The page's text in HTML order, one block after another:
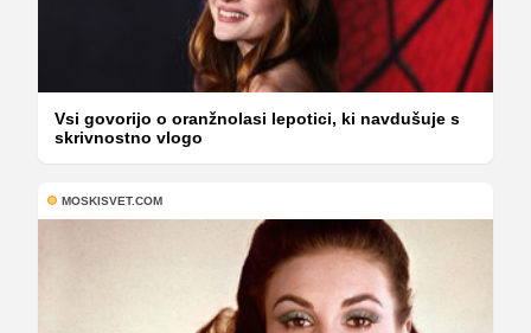
Vsi govorijo o oranžnolasi lepotici, ki navdušuje s
skrivnostno vlogo
MOSKISVET.COM